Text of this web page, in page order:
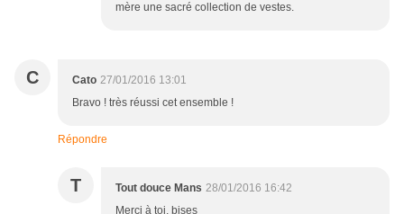
mère une sacré collection de vestes.
C Cato 27/01/2016 13:01
Bravo ! très réussi cet ensemble !
Répondre
T Tout douce Mans 28/01/2016 16:42
Merci à toi, bises